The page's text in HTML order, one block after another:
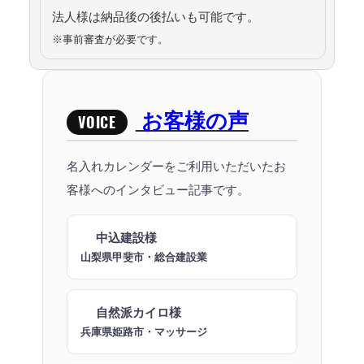
法人様は納品後の後払いも可能です。
※事前審査が必要です。
VOICE お客様の声
名入れカレンダーをご利用いただいたお
客様へのインタビュー記事です。
中込建設様
山梨県甲斐市・総合建設業
自然派カイロ様
兵庫県姫路市・マッサージ